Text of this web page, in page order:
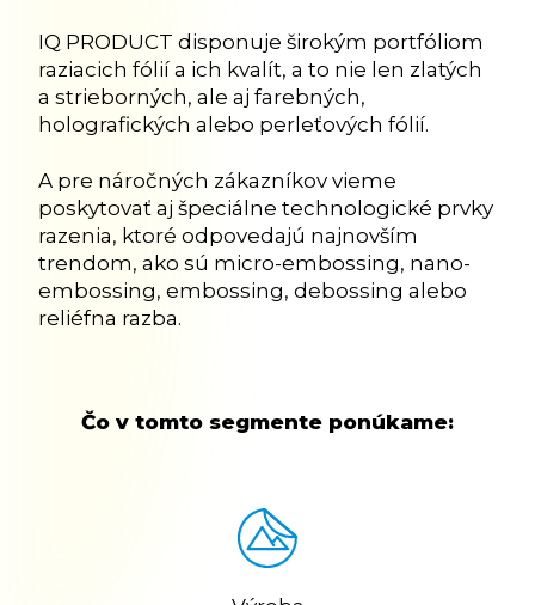
IQ PRODUCT disponuje širokým portfóliom
raziacich fólií a ich kvalít, a to nie len zlatých
a strieborných, ale aj farebných,
holografických alebo perleťových fólií.
A pre náročných zákazníkov vieme
poskytovať aj špeciálne technologické prvky
razenia, ktoré odpovedajú najnovším
trendom, ako sú micro-embossing, nano-
embossing, embossing, debossing alebo
reliéfna razba.
Čo v tomto segmente ponúkame: